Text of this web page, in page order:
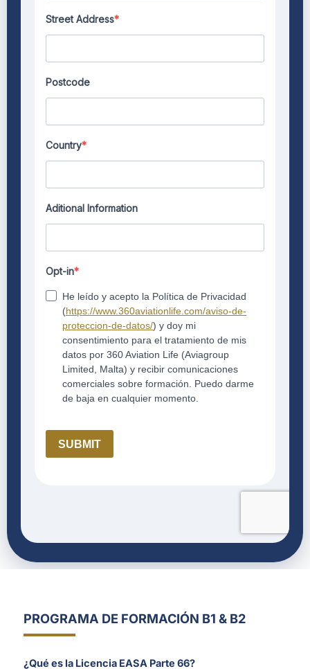
PROGRAMA DE FORMACIÓN B1 & B2
¿Qué es la Licencia EASA Parte 66?